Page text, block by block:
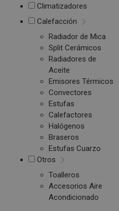
Climatizadores
Calefacción
Radiador de Mica
Split Cerámicos
Radiadores de
Aceite
Emisores Térmicos
Convectores
Estufas
Calefactores
Halógenos
Braseros
Estufas Cuarzo
Otros
Toalleros
Accesorios Aire
Acondicionado